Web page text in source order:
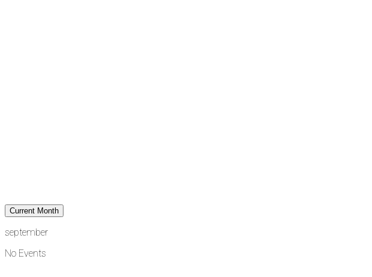
Current Month
september
No Events